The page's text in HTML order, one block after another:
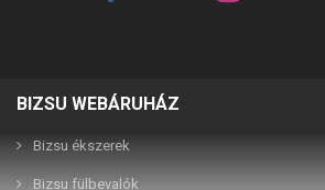
BIZSU WEBÁRUHÁZ
Bizsu ékszerek
Bizsu fülbevalók